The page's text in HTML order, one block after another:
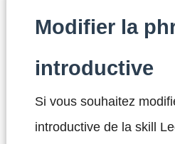
Modifier la
introductive
Si vous souhaitez
introductive de la skill